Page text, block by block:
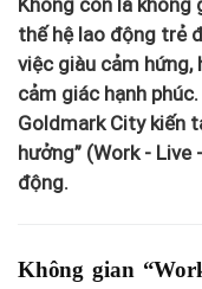
Không còn là
thế hệ lao động trẻ
việc giàu cảm hứng,
cảm giác hạnh
Goldmark City kiến
hưởng” (Work -
động.
Không gian